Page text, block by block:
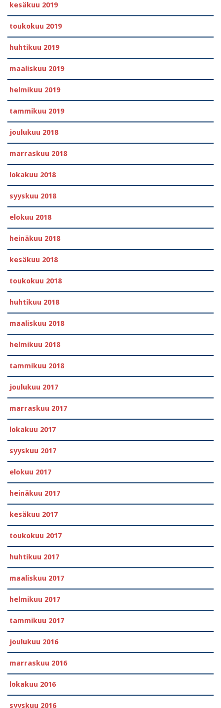
kesäkuu 2019
toukokuu 2019
huhtikuu 2019
maaliskuu 2019
helmikuu 2019
tammikuu 2019
joulukuu 2018
marraskuu 2018
lokakuu 2018
syyskuu 2018
elokuu 2018
heinäkuu 2018
kesäkuu 2018
toukokuu 2018
huhtikuu 2018
maaliskuu 2018
helmikuu 2018
tammikuu 2018
joulukuu 2017
marraskuu 2017
lokakuu 2017
syyskuu 2017
elokuu 2017
heinäkuu 2017
kesäkuu 2017
toukokuu 2017
huhtikuu 2017
maaliskuu 2017
helmikuu 2017
tammikuu 2017
joulukuu 2016
marraskuu 2016
lokakuu 2016
syyskuu 2016